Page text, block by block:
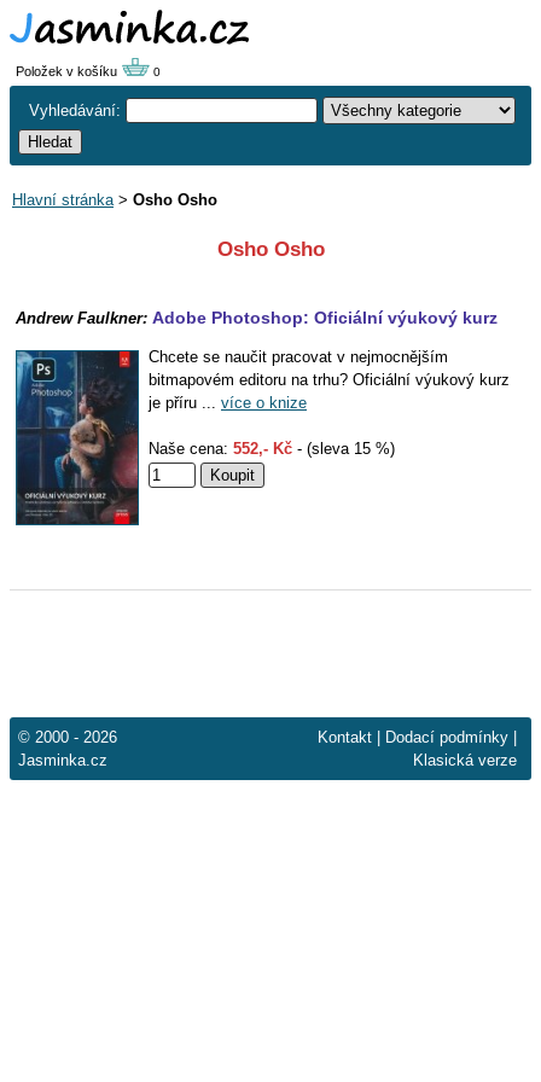
Položek v košíku 0
Vyhledávání:
Hlavní stránka> Osho Osho
Osho Osho
Andrew Faulkner: Adobe Photoshop: Oficiální výukový kurz
Chcete se naučit pracovat v nejmocnějším
bitmapovém editoru na trhu? Oficiální výukový kurz
je příru ... více o knize
Naše cena: 552,- Kč - (sleva 15 %)
© 2000 - 2026
Jasminka.cz
Kontakt Dodací podmínky